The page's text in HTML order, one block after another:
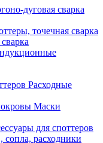
дуговая сварка
точечная сварка
Расходные
Маски
для споттеров